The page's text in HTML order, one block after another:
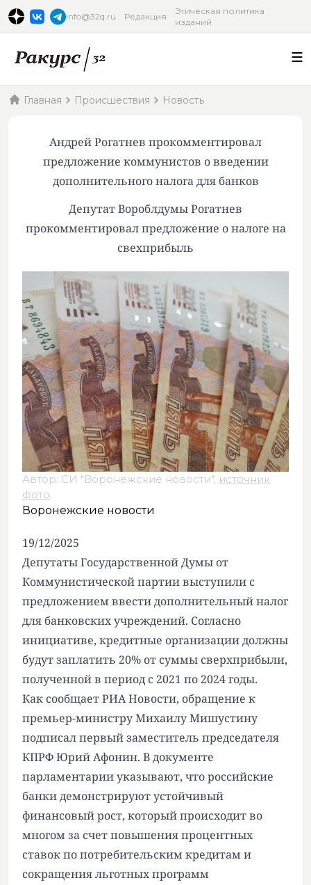
info@32q.ru Редакция
Этическая политика
изданий
Главная Происшествия Новость
Андрей Рогатнев прокомментировал
предложение коммунистов о введении
дополнительного налога для банков
Депутат Вороблдумы Рогатнев
прокомментировал предложение о налоге на
свехприбыль
Автор: СИ "Воронежские новости", источник
фото.
Воронежские новости
19/12/2025
Депутаты Государственной Думы от
Коммунистической партии выступили с
предложением ввести дополнительный налог
для банковских учреждений. Согласно
инициативе, кредитные организации должны
будут заплатить 20% от суммы сверхприбыли,
полученной в период с 2021 по 2024 годы.
Как сообщает РИА Новости, обращение к
премьер-министру Михаилу Мишустину
подписал первый заместитель председателя
КПРФ Юрий Афонин. В документе
парламентарии указывают, что российские
банки демонстрируют устойчивый
финансовый рост, который происходит во
многом за счет повышения процентных
ставок по потребительским кредитам и
сокращения льготных программ